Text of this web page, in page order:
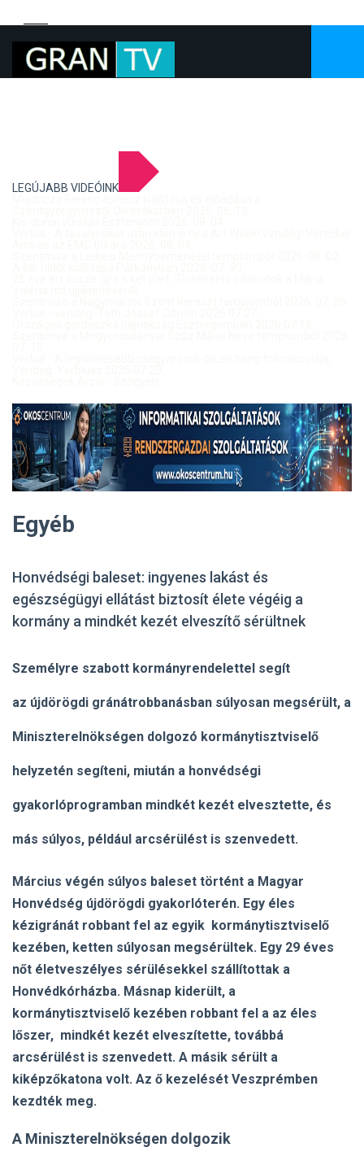
LEGÚJABB VIDEÓINK
Egyéb
Honvédségi baleset: ingyenes lakást és
egészségügyi ellátást biztosít élete végéig a
kormány a mindkét kezét elveszítő sérültnek
Személyre szabott kormányrendelettel segít
az újdörögdi gránátrobbanásban súlyosan megsérült, a
Miniszterelnökségen dolgozó kormánytisztviselő
helyzetén segíteni, miután a honvédségi
gyakorlóprogramban mindkét kezét elvesztette, és
más súlyos, például arcsérülést is szenvedett.
Március végén súlyos baleset történt a Magyar
Honvédség újdörögdi gyakorlóterén. Egy éles
kézigránát robbant fel az egyik kormánytisztviselő
kezében, ketten súlyosan megsérültek. Egy 29 éves
nőt életveszélyes sérülésekkel szállítottak a
Honvédkórházba. Másnap kiderült, a
kormánytisztviselő kezében robbant fel a az éles
lőszer, mindkét kezét elveszítette, továbbá
arcsérülést is szenvedett. A másik sérült a
kiképzőkatona volt. Az ő kezelését Veszprémben
kezdték meg.
A Miniszterelnökségen dolgozik